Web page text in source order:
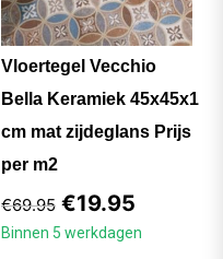
Vloertegel Vecchio
Bella Keramiek 45x45x1
cm mat zijdeglans Prijs
per m2
€69.95 €19.95
Binnen 5 werkdagen